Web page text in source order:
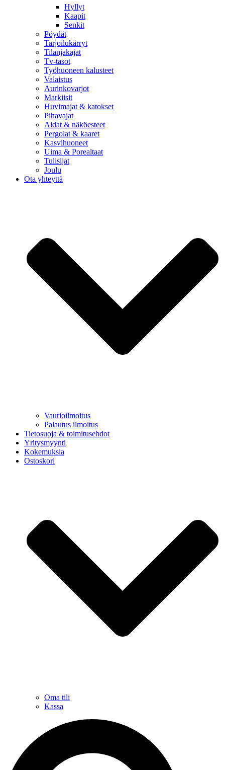
Hyllyt
Kaapit
Senkit
Pöydät
Tarjoilukärryt
Tilanjakajat
Tv-tasot
Työhuoneen kalusteet
Valaistus
Aurinkovarjot
Markiisit
Huvimajat & katokset
Pihavajat
Aidat & näköesteet
Pergolat & kaaret
Kasvihuoneet
Uima & Porealtaat
Tulisijat
Joulu
Ota yhteyttä
Vaurioilmoitus
Palautus ilmoitus
Tietosuoja & toimitusehdot
Yritysmyynti
Kokemuksia
Ostoskori
Oma tili
Kassa